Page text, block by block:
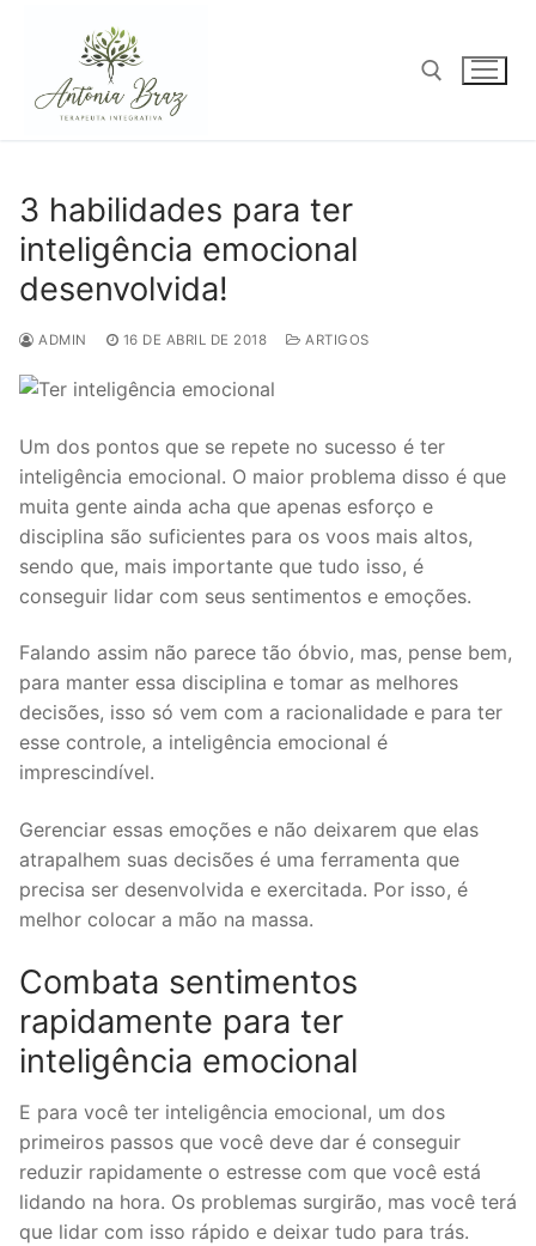
conteúdo
3 habilidades para ter
inteligência emocional
desenvolvida!
ADMIN 16 DE ABRIL DE 2018 ARTIGOS
Um dos pontos que se repete no sucesso é ter
inteligência emocional. O maior problema disso é que
muita gente ainda acha que apenas esforço e
disciplina são suficientes para os voos mais altos,
sendo que, mais importante que tudo isso, é
conseguir lidar com seus sentimentos e emoções.
Falando assim não parece tão óbvio, mas, pense bem,
para manter essa disciplina e tomar as melhores
decisões, isso só vem com a racionalidade e para ter
esse controle, a inteligência emocional é
imprescindível.
Gerenciar essas emoções e não deixarem que elas
atrapalhem suas decisões é uma ferramenta que
precisa ser desenvolvida e exercitada. Por isso, é
melhor colocar a mão na massa.
Combata sentimentos
rapidamente para ter
inteligência emocional
E para você ter inteligência emocional, um dos
primeiros passos que você deve dar é conseguir
reduzir rapidamente o estresse com que você está
lidando na hora. Os problemas surgirão, mas você terá
que lidar com isso rápido e deixar tudo para trás.